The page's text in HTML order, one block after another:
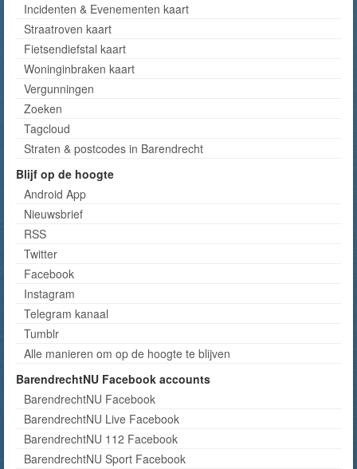
Incidenten & Evenementen kaart
Straatroven kaart
Fietsendiefstal kaart
Woninginbraken kaart
Vergunningen
Zoeken
Tagcloud
Straten & postcodes in Barendrecht
Blijf op de hoogte
Android App
Nieuwsbrief
RSS
Twitter
Facebook
Instagram
Telegram kanaal
Tumblr
Alle manieren om op de hoogte te blijven
BarendrechtNU Facebook accounts
BarendrechtNU Facebook
BarendrechtNU Live Facebook
BarendrechtNU 112 Facebook
BarendrechtNU Sport Facebook